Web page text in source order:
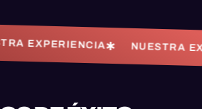
NUESTRA EXPERIENCIA